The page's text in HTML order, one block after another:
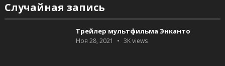
Случайная запись
Трейлер мультфильма Энканто
Ноя 28, 2021 3Kviews